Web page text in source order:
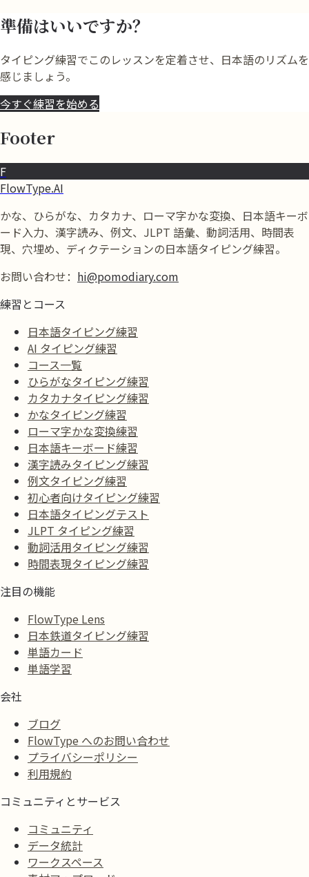
準備はいいですか？
タイピング練習でこのレッスンを定着させ、日本語のリズムを
感じましょう。
今すぐ練習を始める
Footer
F
FlowType.AI
かな、ひらがな、カタカナ、ローマ字かな変換、日本語キーボ
ード入力、漢字読み、例文、JLPT 語彙、動詞活用、時間表
現、穴埋め、ディクテーションの日本語タイピング練習。
お問い合わせ： hi@pomodiary.com
練習とコース
日本語タイピング練習
AI タイピング練習
コース一覧
ひらがなタイピング練習
カタカナタイピング練習
かなタイピング練習
ローマ字かな変換練習
日本語キーボード練習
漢字読みタイピング練習
例文タイピング練習
初心者向けタイピング練習
日本語タイピングテスト
JLPT タイピング練習
動詞活用タイピング練習
時間表現タイピング練習
注目の機能
FlowType Lens
日本鉄道タイピング練習
単語カード
単語学習
会社
ブログ
FlowType へのお問い合わせ
プライバシーポリシー
利用規約
コミュニティとサービス
コミュニティ
データ統計
ワークスペース